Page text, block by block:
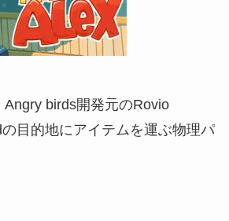
Angry birds開発元のRovio
目的地にアイテムを運ぶ物理パ